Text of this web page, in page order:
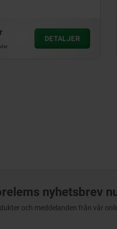
DETALJER
nyhetsbrev
och meddelanden från vår